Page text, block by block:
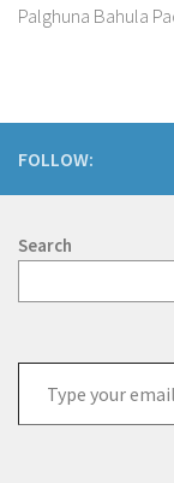
Palghuna Bahula
FOLLOW:
Search
your
email…